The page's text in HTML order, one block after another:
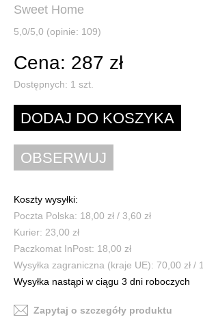
Sweet Home
5,0/5,0 (opinie: 109)
Cena: 287 zł
Dostępnych: 1 szt.
Koszty wysyłki:
Poczta Polska: 18,00 zł / 3,60 zł
Kurier: 23,00 zł
Paczkomat InPost: 18,00 zł
Wysyłka zagraniczna (kraje UE): 70,00 zł /
Wysyłka nastąpi w ciągu 3 dni roboczych
Zapytaj o szczegóły produktu